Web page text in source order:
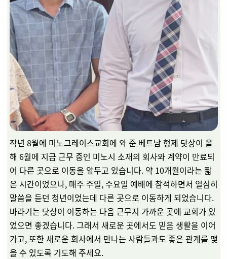
작년 8월에 미노그레이스교회에 와 준 베트남 형제 닷상이 올
해 6월에 지금 근무 중인 미노시 소재의 회사와 계약이 만료되
어 다른 곳으로 이동을 앞두고 있습니다. 약 10개월이라는 짧
은 시간이었으나, 매주 주일, 수요일 예배에 참석하면서 열심히
말씀을 듣던 청년이었는데 다른 곳으로 이동하게 되었습니다.
바라기는 닷상이 이동하는 다음 근무지 가까운 곳에 교회가 있
었으면 좋겠습니다. 그래서 새로운 곳에서도 믿음 생활을 이어
가고, 또한 새로운 회사에서 만나는 사람들과도 좋은 관계를 맺
을 수 있도록 기도해 주세요.